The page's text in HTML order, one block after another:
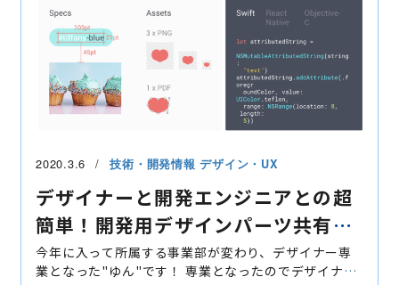
2020.3.6 技術・開発情報デザイン・UX
デザイナーと開発エンジニアとの超
簡単！開発用デザインパーツ共有方
法！
今年に入って所属する事業部が変わり、デザイナー専
業となった"ゆん"です！ 専業となったのでデザイナー